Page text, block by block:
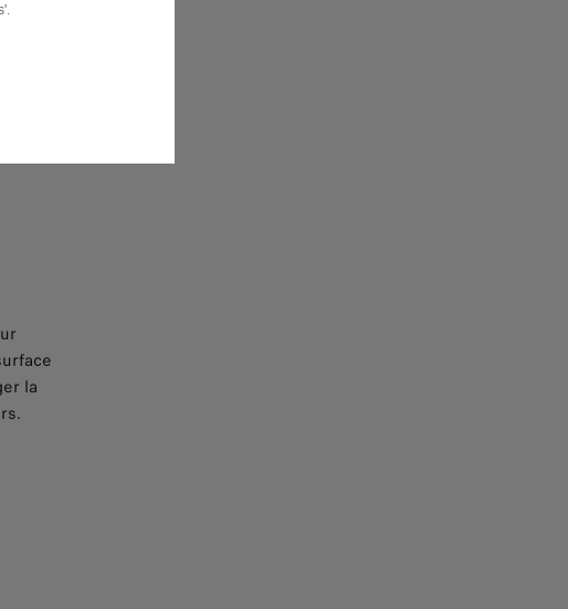
la